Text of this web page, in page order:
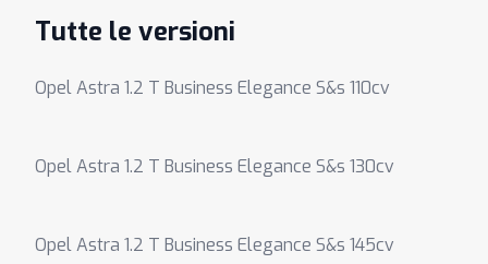
Tutte le versioni
Opel Astra 1.2 T Business Elegance S&s 110cv
Opel Astra 1.2 T Business Elegance S&s 130cv
Opel Astra 1.2 T Business Elegance S&s 145cv